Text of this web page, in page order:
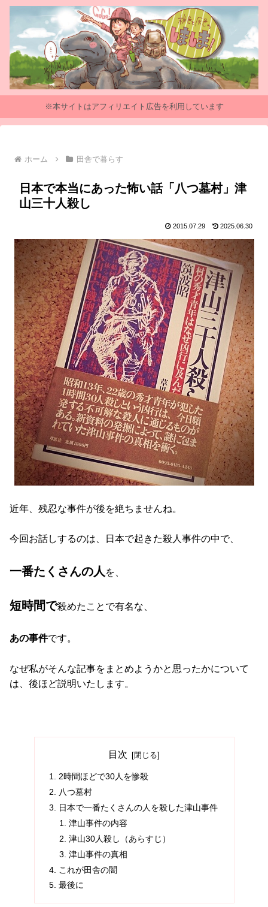
※本サイトはアフィリエイト広告を利用しています
ホーム 田舎で暮らす
日本で本当にあった怖い話「八つ墓村」津
山三十人殺し
2015.07.29 2025.06.30
近年、残忍な事件が後を絶ちませんね。
今回お話しするのは、日本で起きた殺人事件の中で、
一番たくさんの人 を、
短時間で殺めたことで有名な、
あの事件です。
なぜ私がそんな記事をまとめようかと思ったかについて
は、後ほど説明いたします。
目次
2時間ほどで30人を惨殺
八つ墓村
日本で一番たくさんの人を殺した津山事件
津山事件の内容
津山30人殺し（あらすじ）
津山事件の真相
これが田舎の闇
最後に